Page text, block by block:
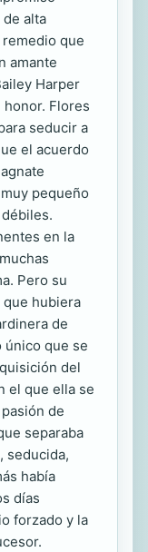
alta
que
amante
Harper
honor. Flores
seducir a
el acuerdo
pequeño
en la
Pero su
que hubiera
de
único que se
del
el que ella se
de
separaba
seducida,
había
días
forzado y la